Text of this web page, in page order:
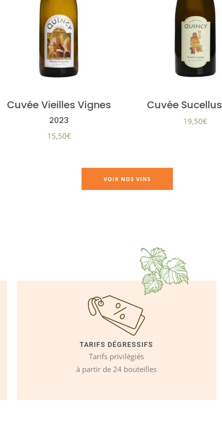
Cuvée Vieilles Vignes
2023
15,50€
Cuvée Sucellus
19,50€
VOIR NOS VINS
TARIFS DÉGRESSIFS
Tarifs privilégiés
à partir de 24 bouteilles